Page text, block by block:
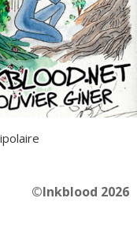
©Inkblood 2026